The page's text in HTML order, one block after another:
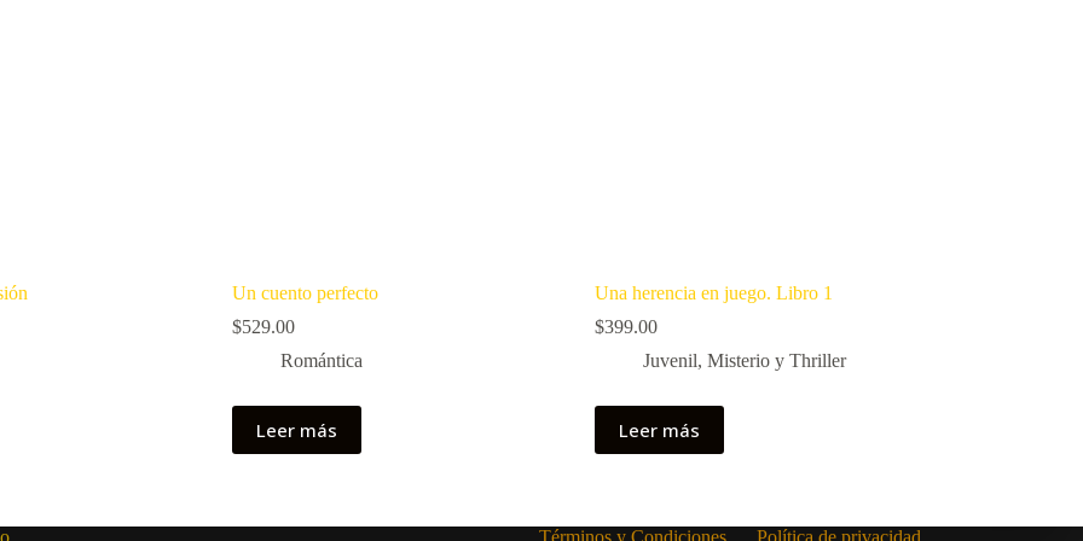
Un cuento perfecto
$529.00
Romántica
Leer más
Una herencia en juego. Libro 1
$399.00
Juvenil, Misterio y Thriller
Leer más
Términos y Condiciones Política de privacidad